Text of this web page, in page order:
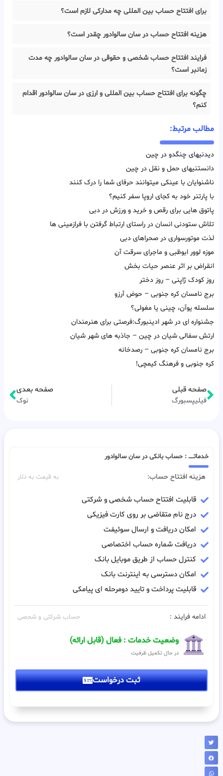
برای افتتاح حساب بین المللی چه مدارکی لازم است؟
هزینه افتتاح حساب در سان سالوادور چقدر است؟
فرایند افتتاح حساب شخصی و حقوقی در سان سالوادور چه مدت
زمانبر است؟
چگونه برای افتتاح حساب بین المللی و ارزی در سان سالوادور اقدام
کنم؟
مطالب مرتبط:
دیدنیهای چنگدو در چین
دانستنیهای حمل و نقل در چین
ناشنوایان با عینکی میتوانند حرفای شما را درک کنند
با پارتنر خود به کجای اروپا سفر کنیم؟
پاتوق هایی برای رقص و خرید و ورزش در دبی
تلاش ستودنی انسان در راستای ارتباط گرفتن با فرازمینی ها
لذت موتورسواری در صحراهای دبی
موزه لوور ابوظبی و ماجرای سرقت آن
انقراض بر اثر عنصر حیات بخش
روز کودک ژاپنی – روز دختر
برج نامسان کره جنوبی – حوض آرزو
سلسله یوآن، چینی یا مغولی؟
جشنواره ای در شهر ادینبورگ:فرصتی برای هنرمندان
ارتش سفالی شیان در چین – جاذبه های شهر شیان
برج نامسان کره جنوبی – رصدخانه
کره جنوبی و فرهنگ کیمچی!
صفحه قبلی
فیلیپسبورگ
صفحه بعدی
نوک
خدماتـــــ : حساب بانکی در سان سالوادور
هزینه افتتاح حساب: به قیمت به دلار
قابلیت افتتاح حساب شخصی و شرکتی
درج نام متقاضی بر روی کارت فیزیکی
امکان دریافت و ارسال سوئیفت
دریافت شماره حساب اختصاصی
کنترل حساب از طریق موبایل بانک
امکان دسترسی به اینترنت بانک
قابلیت پرداخت و تایید دومرحله ای پیامکی
ادامه فرایند : حساب شرکتی و شحصی
وضعیت خدمات : فعال (قابل ارائه)
در حال تکمیل ظرفیت
ثبت درخواست